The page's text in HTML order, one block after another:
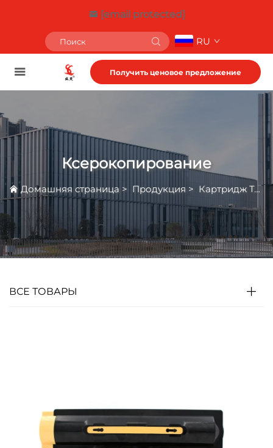
[email protected]
RU
Получить ценовое предложение
Ксерокопирование
Домашняя страница > Продукция > Картридж Тонера
ВСЕ ТОВАРЫ